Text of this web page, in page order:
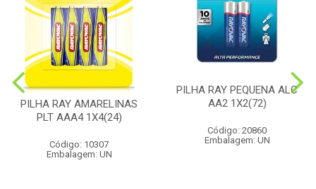
PILHA RAY AMARELINAS
PLT AAA4 1X4(24)
Código: 10307
Embalagem: UN
PILHA RAY PEQUENA ALC
AA2 1X2(72)
Código: 20860
Embalagem: UN